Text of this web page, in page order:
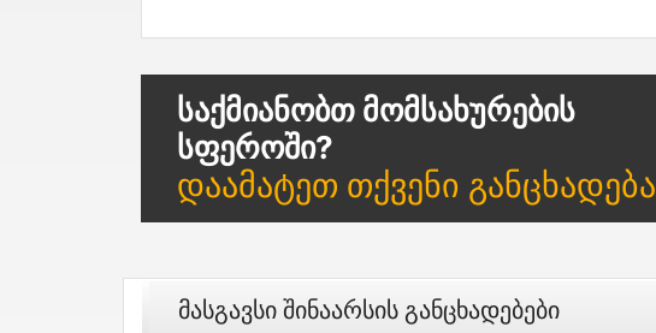
Საქმიანობთ Მომსახურების
Სფეროში?
Დაამატეთ Თქვენი Განცხადება
Მასგავსი Შინაარსის Განცხადებები